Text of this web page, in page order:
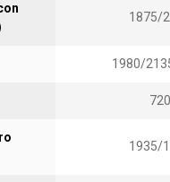
carga, y para pasar
sin estancarse ni
con frenado
ajustables. Todo esto
un máximo
1875/
1980/
720
1935/